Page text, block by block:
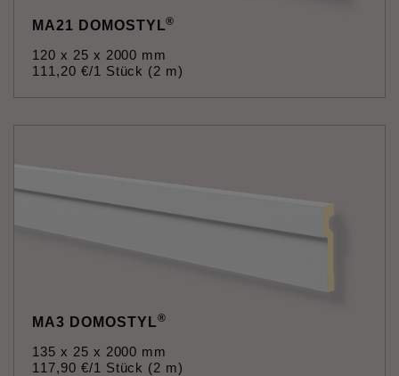
MA21 DOMOSTYL®
120 x 25 x 2000 mm
111 ,20 €/1 Stück (2 m)
MA3 DOMOSTYL®
135 x 25 x 2000 mm
117,90 €/1 Stück (2 m)